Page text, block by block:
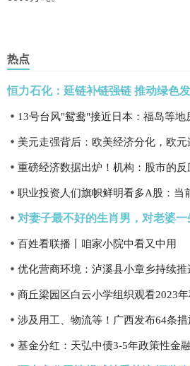
热点
恒力石化：延链补链强链 推动绿色
美元走强背后：欧美经济分化，欧元
重磅经济数据出炉！机构：股市的
对妻子最不好的生肖男，对老婆
百姓看联播丨咱家小院中看又中用
基金分红：天弘中债3-5年政策性金